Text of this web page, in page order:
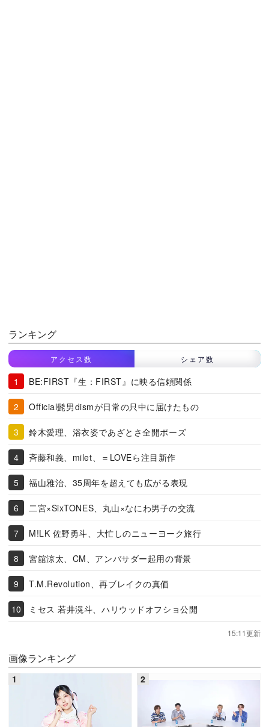
ランキング
アクセス数 シェア数
BE:FIRST『生：FIRST』に映る信頼関係
Official髭男dismが日常の只中に届けたもの
鈴木愛理、浴衣姿であざとさ全開ポーズ
斉藤和義、milet、＝LOVEら注目新作
福山雅治、35周年を超えても広がる表現
二宮×SixTONES、丸山×なにわ男子の交流
M!LK 佐野勇斗、大忙しのニューヨーク旅行
宮舘涼太、CM、アンバサダー起用の背景
T.M.Revolution、再ブレイクの真価
ミセス 若井滉斗、ハリウッドオフショ公開
15:11更新
画像ランキング